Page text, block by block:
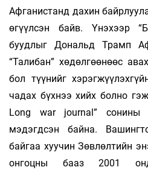
Афганистанд дахин
өгүүлсэн байв. Үнэхээр
буудлыг Дональд Трамп
“Талибан” хөдөлгөөнөөс
бол түүнийг
чадах бүхнээ хийх болно
Long war journal” сонины
мэдэгдсэн байна.
байгаа хуучин Зөвлөлтийн
онгоцны бааз 2001